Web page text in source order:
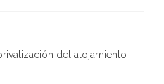
del alojamiento